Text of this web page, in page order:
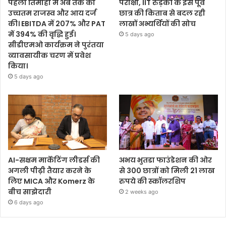
पहली तिमाही में अब तक का
उच्चतम राजस्व और आय दर्ज
की। EBITDA में 207% और PAT
में 394% की वृद्धि हुई।
सीडीएमओ कार्यक्रम ने पुरंतया
व्यावसायीक चरण में प्रवेश
किया।
5 days ago
परीक्षा, IIT रुड़की के इस पूर्व
छात्र की किताब से बदल रही
लाखों अभ्यर्थियों की सोच
5 days ago
AI-सक्षम मार्केटिंग लीडर्स की
अगली पीढ़ी तैयार करने के
लिए MICA और Komerz के
बीच साझेदारी
6 days ago
अभय भुतडा फाउंडेशन की ओर
से 300 छात्रों को मिली 21 लाख
रुपये की स्कॉलरशिप
2 weeks ago